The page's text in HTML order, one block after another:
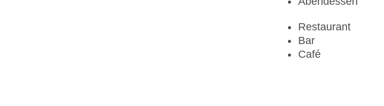
Restaurant
Bar
Café